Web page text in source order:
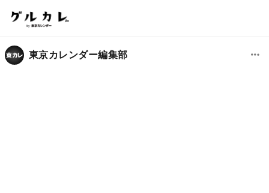
東京カレンダー編集部